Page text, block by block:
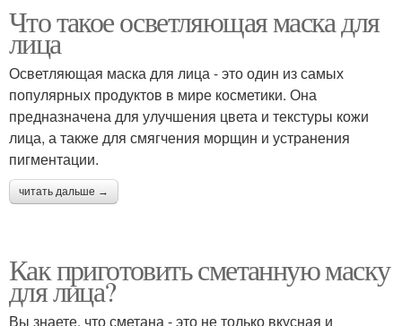
Что такое осветляющая маска для
лица
Осветляющая маска для лица - это один из самых
популярных продуктов в мире косметики. Она
предназначена для улучшения цвета и текстуры кожи
лица, а также для смягчения морщин и устранения
пигментации.
читать дальше →
Как приготовить сметанную маску
для лица?
Вы знаете, что сметана - это не только вкусная и